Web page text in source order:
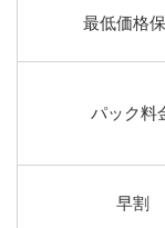
最低価格
パック料
早割